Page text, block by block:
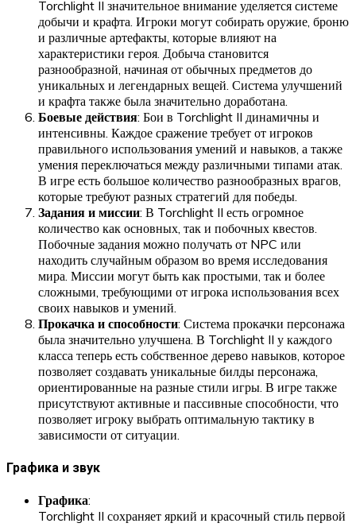
Torchlight II значительное внимание уделяется системе
добычи и крафта. Игроки могут собирать оружие, броню
и различные артефакты, которые влияют на
характеристики героя. Добыча становится
разнообразной, начиная от обычных предметов до
уникальных и легендарных вещей. Система улучшений
и крафта также была значительно доработана.
Боевые действия: Бои в Torchlight II динамичны и
интенсивны. Каждое сражение требует от игроков
правильного использования умений и навыков, а также
умения переключаться между различными типами атак.
В игре есть большое количество разнообразных врагов,
которые требуют разных стратегий для победы.
Задания и миссии: В Torchlight II есть огромное
количество как основных, так и побочных квестов.
Побочные задания можно получать от NPC или
находить случайным образом во время исследования
мира. Миссии могут быть как простыми, так и более
сложными, требующими от игрока использования всех
своих навыков и умений.
Прокачка и способности: Система прокачки персонажа
была значительно улучшена. В Torchlight II у каждого
класса теперь есть собственное дерево навыков, которое
позволяет создавать уникальные билды персонажа,
ориентированные на разные стили игры. В игре также
присутствуют активные и пассивные способности, что
позволяет игроку выбрать оптимальную тактику в
зависимости от ситуации.
Графика и звук
Графика:
Torchlight II сохраняет яркий и красочный стиль первой